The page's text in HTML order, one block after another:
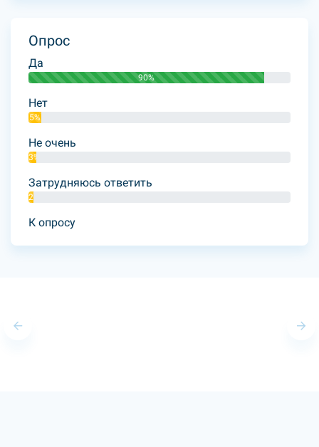
Опрос
Да
90%
Нет
5%
Не очень
3%
Затрудняюсь ответить
2%
К опросу